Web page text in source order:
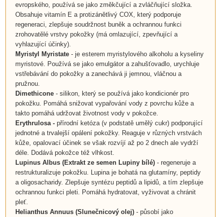
evropského, používá se jako změkčující a zvláčňující složka.
Obsahuje vitamín E a protizánětlivý COX, který podporuje
regeneraci, zlepšuje soudržnost buněk a ochrannou funkci
zrohovatělé vrstvy pokožky (má omlazující, zpevňující a
vyhlazující účinky).
Myristyl Myristate- je esterem myristylového alkoholu a kyseliny
myristové. Používá se jako emulgátor a zahušťovadlo, urychluje
vstřebávání do pokožky a zanechává ji jemnou, vláčnou a
pružnou.
Dimethicone- silikon, který se používá jako kondicionér pro
pokožku. Pomáhá snižovat vypařování vody z povrchu kůže a
takto pomáhá udržovat životnost vody v pokožce.
Erythrulosa - přírodní ketóza (v podstatě umělý cukr) podporující
jednotné a trvalejší opálení pokožky. Reaguje v různých vrstvách
kůže, opalovací účinek se však rozvíjí až po 2 dnech ale vydrží
déle. Dodává pokožce též vlhkost.
Lupinus Albus(Extrakt ze semen Lupiny bílé)- regeneruje a
restrukturalizuje pokožku. Lupina je bohatá na glutamíny, peptidy
a oligosacharidy. Zlepšuje syntézu peptidů a lipidů, a tím zlepšuje
ochrannou funkci pleti. Pomáhá hydratovat, vyživovat a chránit
pleť.
Helianthus Annuus(Slunečnicový olej)- působí jako